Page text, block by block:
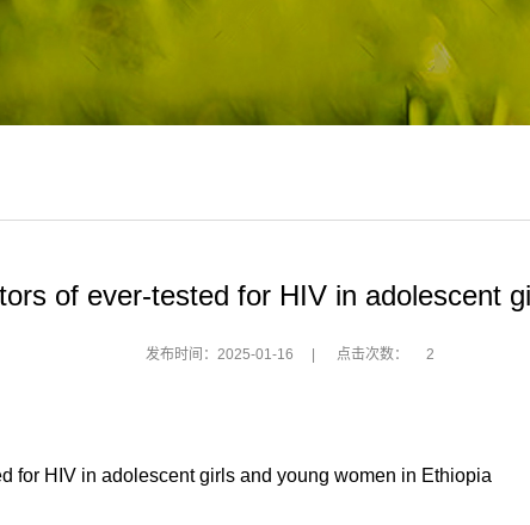
of ever-tested for HIV in adolescent
发布时间：2025-01-16 点击次数： 2
for HIV in adolescent girls and young women in Ethiopia